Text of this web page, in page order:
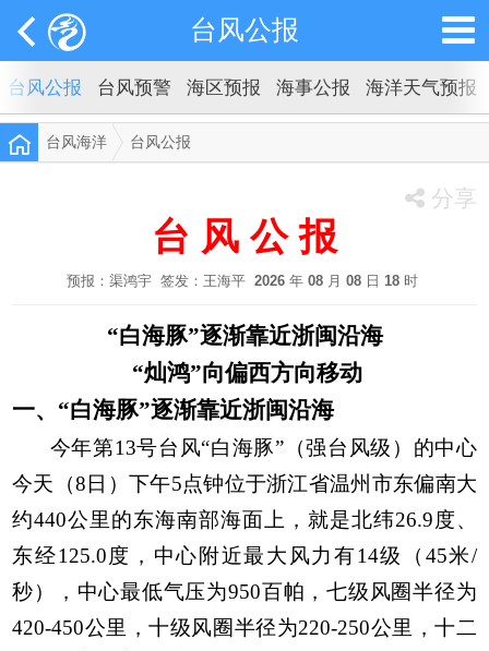
台风公报
台风公报 台风预警 海区预报 海事公报 海洋天气预报
台风海洋 台风公报
分享
台 风 公 报
预报：渠鸿宇 签发：王海平 2026 年 08 月 08 日 18 时
“白海豚”逐渐靠近浙闽沿海
“灿鸿”向偏西方向移动
一、 “白海豚”逐渐靠近浙闽沿海
今年第13号台风“白海豚”（强台风级）的中心
今天（8 日）下午5点钟位于浙江省温州市东偏南大
约440公里的东海南部海面上，就是北纬26.9度、
东经125.0度，中心附近最大风力有14级（ 45米/
秒），中心最低气压为950百帕，七级风圈半径为
420-450公里，十级风圈半径为220-250公里，十二